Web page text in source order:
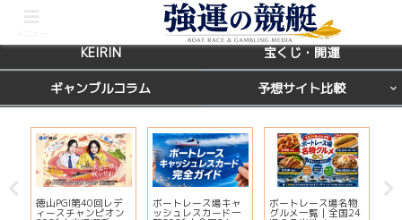
レース場ガイド
KEIRIN 宝くじ・開運
ギャンブルコラム 予想サイト比較
徳山PGI第40回レデ
ィースチャンピオン
ボートレース場キャ
ッシュレスカード一
ボートレース場名物
グルメ一覧｜全国24